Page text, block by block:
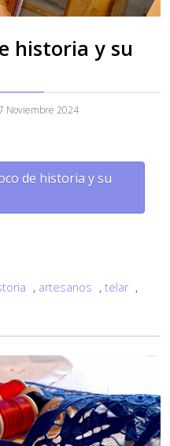
historia y su
Noviembre 2024
de historia y su
, artesanos , telar ,